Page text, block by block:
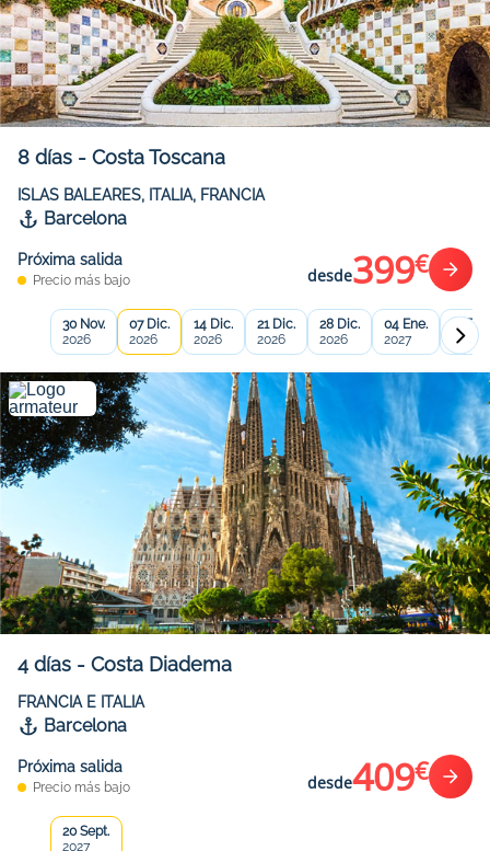
8 días - Costa Toscana
ISLAS BALEARES, ITALIA, FRANCIA
Barcelona
Próxima salida
Precio más bajo desde399€
30 Nov.
2026
07 Dic.
2026
14 Dic.
2026
21 Dic.
2026
28 Dic.
2026
04 Ene.
2027
11 Ene.
2027
4 días - Costa Diadema
FRANCIA E ITALIA
Barcelona
Próxima salida
Precio más bajo desde409€
20 Sept.
2027